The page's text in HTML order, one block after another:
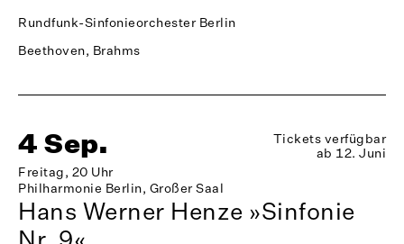
Rundfunk-Sinfonieorchester Berlin
Beethoven, Brahms
4 Sep.
Freitag, 20 Uhr
Philharmonie Berlin, Großer Saal
Tickets verfügbar
ab 12. Juni
Hans Werner Henze »Sinfonie